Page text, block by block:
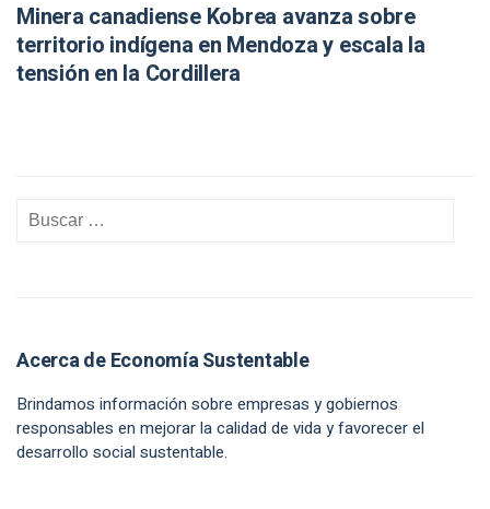
Minera canadiense Kobrea avanza sobre
territorio indígena en Mendoza y escala la
tensión en la Cordillera
Acerca de Economía Sustentable
Brindamos información sobre empresas y gobiernos
responsables en mejorar la calidad de vida y favorecer el
desarrollo social sustentable.